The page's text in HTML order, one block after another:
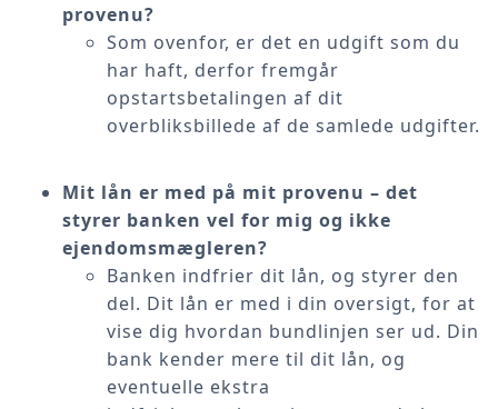
provenu?
Som ovenfor, er det en udgift som du
har haft, derfor fremgår
opstartsbetalingen af dit
overbliksbillede af de samlede udgifter.
Mit lån er med på mit provenu – det
styrer banken vel for mig og ikke
ejendomsmægleren?
Banken indfrier dit lån, og styrer den
del. Dit lån er med i din oversigt, for at
vise dig hvordan bundlinjen ser ud. Din
bank kender mere til dit lån, og
eventuelle ekstra